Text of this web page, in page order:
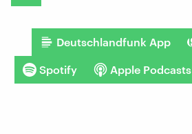
Deutschlandfunk App
Spotify Apple Podcasts